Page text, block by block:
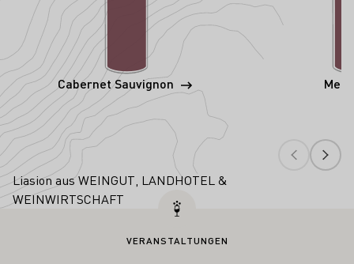
Cabernet Sauvignon
Liasion aus WEINGUT, LANDHOTEL &
WEINWIRTSCHAFT
VERANSTALTUNGEN